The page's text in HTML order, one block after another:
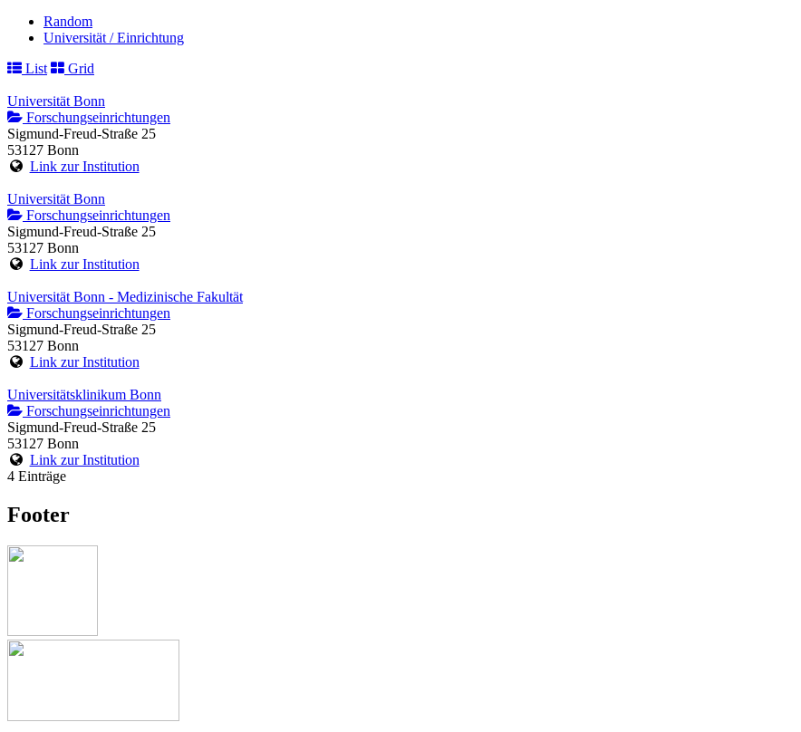
Random
Universität / Einrichtung
List
Grid
Universität Bonn
Forschungseinrichtungen
Sigmund-Freud-Straße 25
53127 Bonn
Link zur Institution
Universität Bonn
Forschungseinrichtungen
Sigmund-Freud-Straße 25
53127 Bonn
Link zur Institution
Universität Bonn - Medizinische Fakultät
Forschungseinrichtungen
Sigmund-Freud-Straße 25
53127 Bonn
Link zur Institution
Universitätsklinikum Bonn
Forschungseinrichtungen
Sigmund-Freud-Straße 25
53127 Bonn
Link zur Institution
4 Einträge
Footer